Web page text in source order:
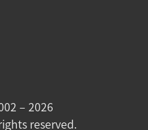
– 2026
reserved.